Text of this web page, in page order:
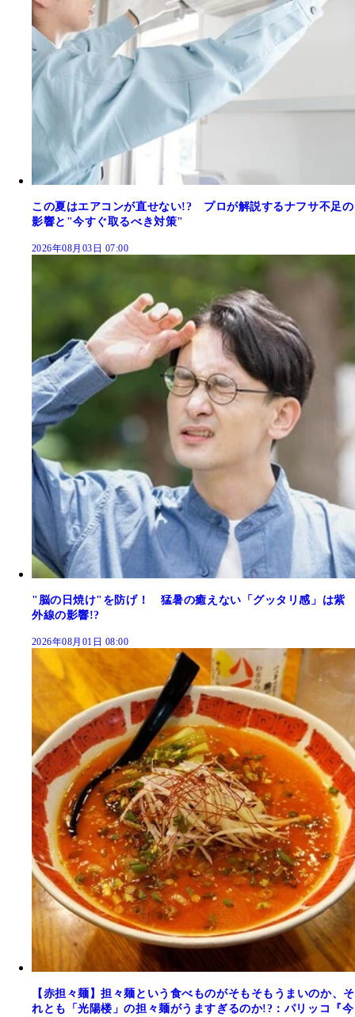
この夏はエアコンが直せない!? プロが解説するナフサ不足の
影響と"今すぐ取るべき対策"
2026年08月03日 07:00
"脳の日焼け"を防げ！ 猛暑の癒えない「グッタリ感」は紫
外線の影響!?
2026年08月01日 08:00
【赤担々麺】担々麺という食べものがそもそもうまいのか、そ
れとも「光陽楼」の担々麺がうますぎるのか!?：パリッコ『今